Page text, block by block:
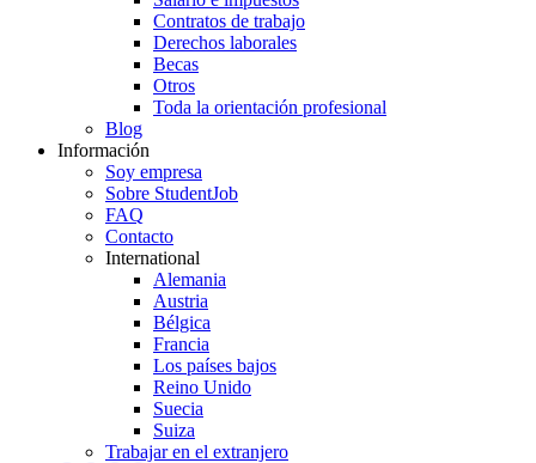
Contratos de trabajo
Derechos laborales
Becas
Otros
Toda la orientación profesional
Blog
Información
Soy empresa
Sobre StudentJob
FAQ
Contacto
International
Alemania
Austria
Bélgica
Francia
Los países bajos
Reino Unido
Suecia
Suiza
Trabajar en el extranjero